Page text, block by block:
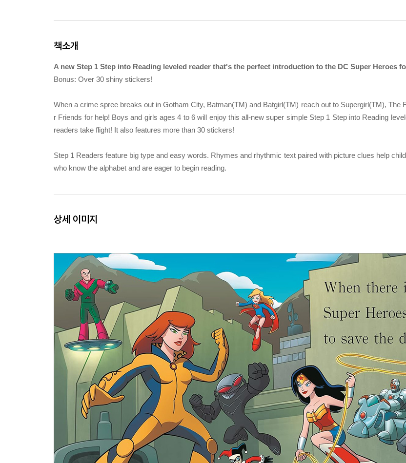
책소개
A new Step 1 Step into Reading leveled reader that's the perfect introduction to the DC Super Heroes
Bonus: Over 30 shiny stickers!
When a crime spree breaks out in Gotham City, Batman(TM) and Batgirl(TM) reach out to Supergirl(TM), The
r Friends for help! Boys and girls ages 4 to 6 will enjoy this all-new super simple Step 1 Step into Reading
readers take flight! It also features more than 30 stickers!
Step 1 Readers feature big type and easy words. Rhymes and rhythmic text paired with picture clues help
who know the alphabet and are eager to begin reading.
상세 이미지